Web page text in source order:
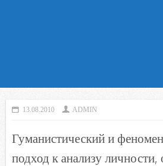
13.08.2010 ADMIN
Гуманистический и
подход к анализу